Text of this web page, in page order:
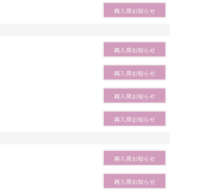
再入荷お知らせ
再入荷お知らせ
再入荷お知らせ
再入荷お知らせ
再入荷お知らせ
再入荷お知らせ
再入荷お知らせ